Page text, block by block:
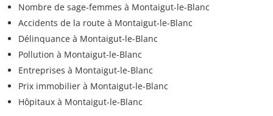
Nombre de sage-femmes à Montaigut-le-Blanc
Accidents de la route à Montaigut-le-Blanc
Délinquance à Montaigut-le-Blanc
Pollution à Montaigut-le-Blanc
Entreprises à Montaigut-le-Blanc
Prix immobilier à Montaigut-le-Blanc
Hôpitaux à Montaigut-le-Blanc